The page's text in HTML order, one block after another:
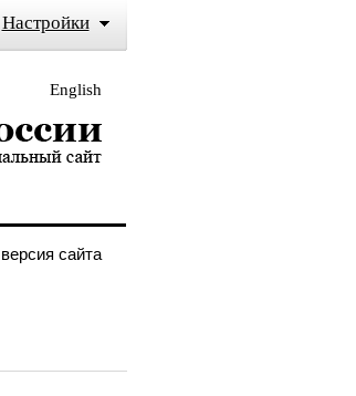
Настройки
English
сайт
сайта